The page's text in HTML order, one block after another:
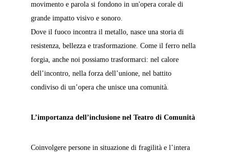
movimento e parola si fondono in un'opera corale di
grande impatto visivo e sonoro.
Dove il fuoco incontra il metallo, nasce una storia di
resistenza, bellezza e trasformazione. Come il ferro nella
forgia, anche noi possiamo trasformarci: nel calore
dell’incontro, nella forza dell’unione, nel battito
condiviso di un’opera che unisce una comunità.
L’importanza dell’inclusione nel Teatro di Comunità
Coinvolgere persone in situazione di fragilità e l’intera